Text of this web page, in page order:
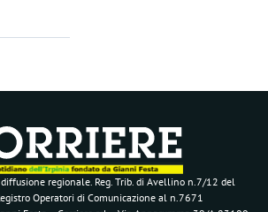
regionale. Reg. Trib. di Avellino n.7/12 del
Operatori di Comunicazione al n.7671